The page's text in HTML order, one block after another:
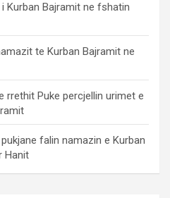
Kurban Bajramit ne fshatin
te Kurban Bajramit ne
rrethit Puke percjellin urimet e
falin namazin e Kurban
Hanit